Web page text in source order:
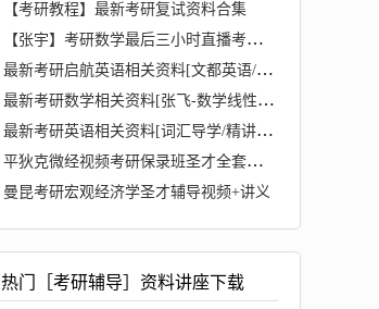
【考研教程】最新考研复试资料合集
【张宇】考研数学最后三小时直播考研冲刺视频及讲义
最新考研启航英语相关资料[文都英语/夏徛荣词汇/大大方法踢爆单词/必考语法/最强词汇等视频
最新考研数学相关资料[张飞-数学线性代基础/张宇-海天考研/张震峰-考研数学等]
最新考研英语相关资料[词汇导学/精讲语法长难句/破解速记/写作/新题型精讲等]全套
平狄克微经视频考研保录班圣才全套讲义真题分析
曼昆考研宏观经济学圣才辅导视频+讲义
热门［考研辅导］资料讲座下载